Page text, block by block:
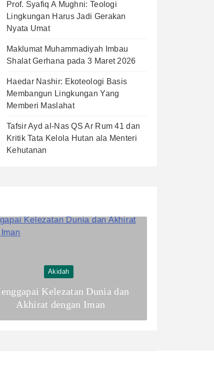
Prof. Syafiq A Mughni: Teologi
Lingkungan Harus Jadi Gerakan
Nyata Umat
Maklumat Muhammadiyah Imbau
Shalat Gerhana pada 3 Maret 2026
Haedar Nashir: Ekoteologi Basis
Membangun Lingkungan Yang
Memberi Maslahat
Tafsir Ayd al-Nas QS Ar Rum 41 dan
Kritik Tata Kelola Hutan ala Menteri
Kehutanan
Akidah
Kelezatan Dunia dan
Akhirat dengan Iman